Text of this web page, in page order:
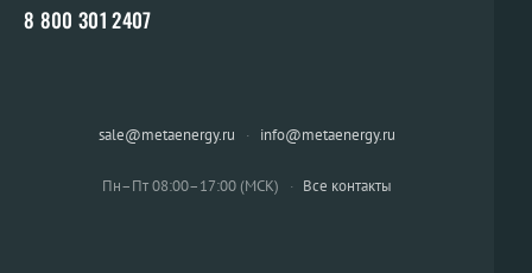
8 800 301 2407
sale@metaenergy.ru · info@metaenergy.ru
Пн–Пт 08:00–17:00 (МСК) · Все контакты